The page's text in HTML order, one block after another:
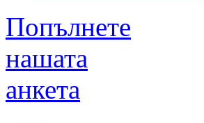
Попълнете
нашата
анкета